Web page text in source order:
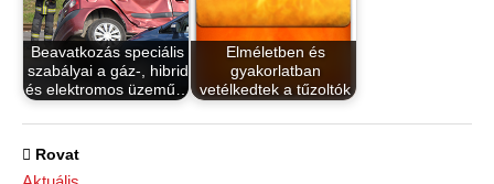
Beavatkozás speciális
szabályai a gáz-, hibrid
és elektromos üzemű…
Elméletben és
gyakorlatban
vetélkedtek a tűzoltók
Rovat